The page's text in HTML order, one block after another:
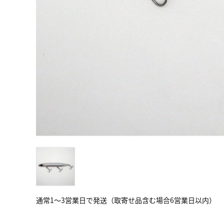
通常1～3営業日で発送（取寄せ品含む場合6営業日以内）